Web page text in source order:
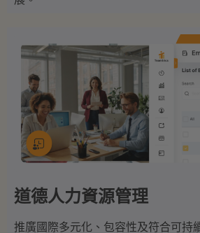
道德人力資源管理
推廣國際多元化、包容性及符合可持